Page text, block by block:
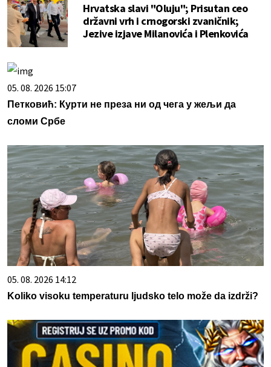
Hrvatska slavi "Oluju"; Prisutan ceo
državni vrh i crnogorski zvaničnik;
Jezive izjave Milanovića i Plenkovića
05. 08. 2026 15:07
Петковић: Курти не преза ни од чега у жељи да
сломи Србе
05. 08. 2026 14:12
Koliko visoku temperaturu ljudsko telo može da izdrži?